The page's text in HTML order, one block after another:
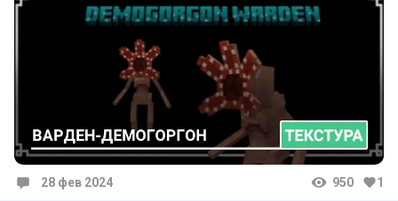
28 фев 2024 950 1